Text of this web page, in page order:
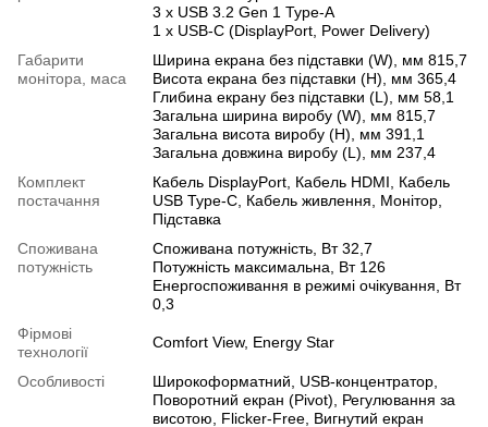
3 x USB 3.2 Gen 1 Type-A
1 х USB-C (DisplayPort, Power Delivery)
Габарити
монітора, маса
Ширина екрана без підставки (W), мм 815,7
Висота екрана без підставки (H), мм 365,4
Глибина екрану без підставки (L), мм 58,1
Загальна ширина виробу (W), мм 815,7
Загальна висота виробу (H), мм 391,1
Загальна довжина виробу (L), мм 237,4
Комплект
постачання
Кабель DisplayPort, Кабель HDMI, Кабель
USB Type-C, Кабель живлення, Монітор,
Підставка
Споживана
потужність
Споживана потужність, Вт 32,7
Потужність максимальна, Вт 126
Енергоспоживання в режимі очікування, Вт
0,3
Фірмові
технології
Comfort View, Energy Star
Особливості Широкоформатний USB-концентратор
Поворотний екран (Pivot)
Регулювання за
висотою
Flicker-Free Вигнутий екран